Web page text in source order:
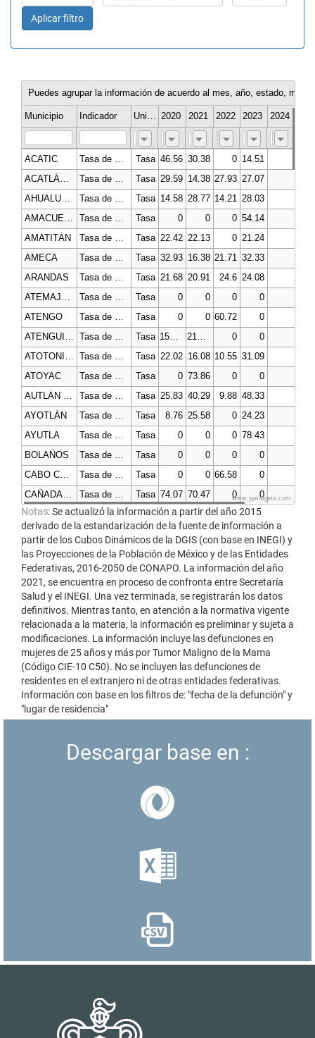
Aplicar filtro
Puedes agrupar la información de acuerdo al mes, año, estado,
Municipio Indicador Unidad de medida 2020 2021 2022 2023 2024
ACATIC Tasa de mortalidad por cáncer de mama por cien mil mujeres Tasa 46.56 30.38 0 14.51
ACATLÁN DE JUÁREZ
Tasa de mortalidad por cáncer de mama por cien mil mujeres Tasa 29.59 14.38 27.93 27.07
AHUALULCO DE MERCADO
Tasa de mortalidad por cáncer de mama por cien mil mujeres Tasa 14.58 28.77 14.21 28.03
AMACUECA
Tasa de mortalidad por cáncer de mama por cien mil mujeres Tasa 0 0 0 54.14
AMATITÁN
Tasa de mortalidad por cáncer de mama por cien mil mujeres Tasa 22.42 22.13 0 21.24
AMECA
Tasa de mortalidad por cáncer de mama por cien mil mujeres Tasa 32.93 16.38 21.71 32.33
ARANDAS
Tasa de mortalidad por cáncer de mama por cien mil mujeres Tasa 21.68 20.91 24.6 24.08
ATEMAJAC DE BRIZUELA
Tasa de mortalidad por cáncer de mama por cien mil mujeres Tasa 0 0 0
0
ATENGO
Tasa de mortalidad por cáncer de mama por cien mil mujeres Tasa 0 0 60.72
0
ATENGUILLO
Tasa de mortalidad por cáncer de mama por cien mil mujeres Tasa 151.06 215.05 0
0
ATOTONILCO EL ALTO
Tasa de mortalidad por cáncer de mama por cien mil mujeres Tasa 22.02 16.08 10.55 31.09
ATOYAC
Tasa de mortalidad por cáncer de mama por cien mil mujeres Tasa 0 73.86 0
0
AUTLÁN DE NAVARRO
Tasa de mortalidad por cáncer de mama por cien mil mujeres Tasa 25.83 40.29 9.88 48.33
AYOTLÁN
Tasa de mortalidad por cáncer de mama por cien mil mujeres Tasa 8.76 25.58 0 24.23
AYUTLA
Tasa de mortalidad por cáncer de mama por cien mil mujeres Tasa 0 0 0 78.43
BOLAÑOS
Tasa de mortalidad por cáncer de mama por cien mil mujeres Tasa 0 0 0
0
CABO CORRIENTES
Tasa de mortalidad por cáncer de mama por cien mil mujeres Tasa 0 0 66.58
0
CAÑADAS DE OBREGÓN
Tasa de mortalidad por cáncer de mama por cien mil mujeres Tasa 74.07 70.47 0
0
CASIMIRO CASTILLO
Tasa de mortalidad por cáncer de mama por cien mil mujeres Tasa 16.51 0 0 16.3
www.jqwidgets.com
Notas:Se actualizó la información a partir del año 2015
derivado de la estandarización de la fuente de información a
partir de los Cubos Dinámicos de la DGIS (con base en INEGI) y
las Proyecciones de la Población de México y de las Entidades
Federativas, 2016-2050 de CONAPO. La información del año
2021, se encuentra en proceso de confronta entre Secretaría
Salud y el INEGI. Una vez terminada, se registrarán los datos
definitivos. Mientras tanto, en atención a la normativa vigente
relacionada a la materia, la información es preliminar y sujeta a
modificaciones. La información incluye las defunciones en
mujeres de 25 años y más por Tumor Maligno de la Mama
(Código CIE-10 C50). No se incluyen las defunciones de
residentes en el extranjero ni de otras entidades federativas.
Información con base en los filtros de: "fecha de la defunción" y
"lugar de residencia"
Descargar base en :